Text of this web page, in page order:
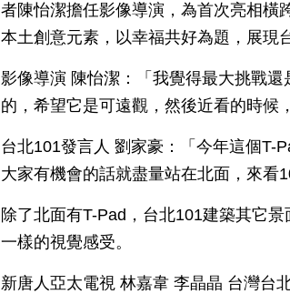
者陳怡潔擔任影像導演，為首次亮相橫
本土創意元素，以幸福共好為題，展現
影像導演 陳怡潔：「我覺得最大挑戰
的，希望它是可遠觀，然後近看的時候
台北101發言人 劉家豪：「今年這個T-
大家有機會的話就盡量站在北面，來看
除了北面有T-Pad，台北101建築其它
一樣的視覺感受。
新唐人亞太電視 林嘉韋 李晶晶 台灣台